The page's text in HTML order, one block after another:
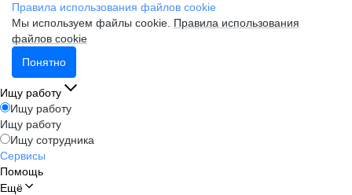
Правила использования файлов cookie
Мы используем файлы cookie. Правила использования
файлов cookie
Понятно
Ищу работу
Ищу работу
Ищу работу
Ищу сотрудника
Сервисы
Помощь
Ещё